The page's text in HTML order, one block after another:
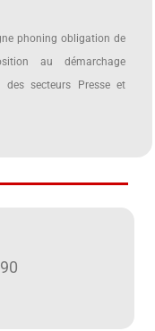
phoning obligation de
au démarchage
secteurs Presse et